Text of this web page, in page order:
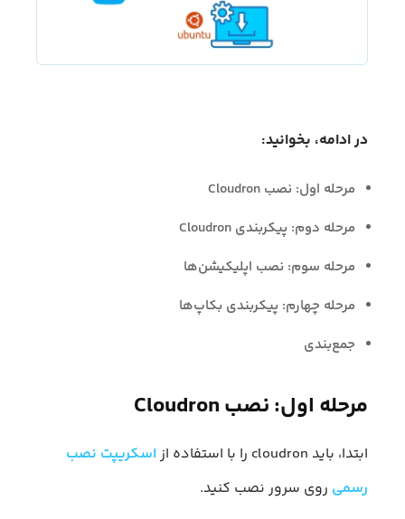
در ادامه، بخوانید:
مرحله اول: نصب Cloudron
مرحله دوم: پیکربندی Cloudron
مرحله سوم: نصب اپلیکیشن‌ها
مرحله چهارم: پیکربندی بکاپ‌ها
جمع‌بندی
مرحله اول: نصب Cloudron
ابتدا، باید cloudron را با استفاده از
اسکریپت نصب
رسمی روی سرور نصب کنید.